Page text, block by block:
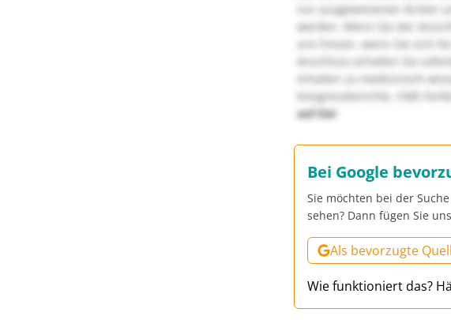
nur ausgewiesenen Ärzten
werden. Wenn Sie der
uns freuen, wenn Sie sich
Anschluss erhalten Sie
Inhalten zu medizinisch-
Kongressberichte, CME-
auf Sie!
Bei Google
Sie möchten bei der
sehen? Dann fügen Sie
Als bevorzugte
Wie funktioniert das?